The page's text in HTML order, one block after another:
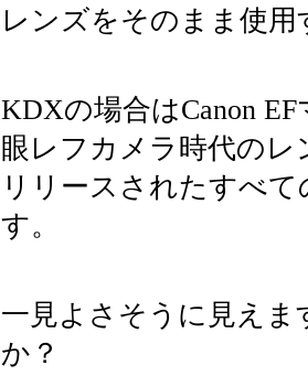
レンズをそのまま使
KDXの場合はCanon
眼レフカメラ時代のレ
リリースされたすべ
す。
一見よさそうに見え
か？